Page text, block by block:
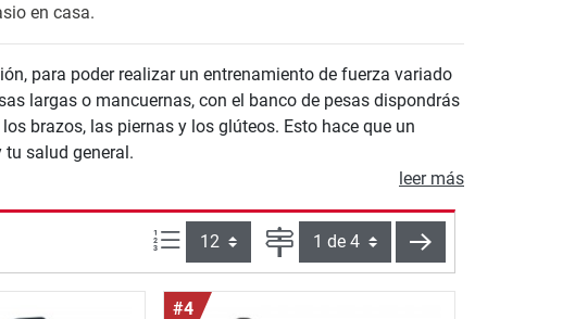
en casa.
para poder realizar un entrenamiento de fuerza variado
largas o mancuernas, con el banco de pesas dispondrás
brazos, las piernas y los glúteos. Esto hace que un
salud general.
leer más
Artículos por página:
Página siguiente
#4